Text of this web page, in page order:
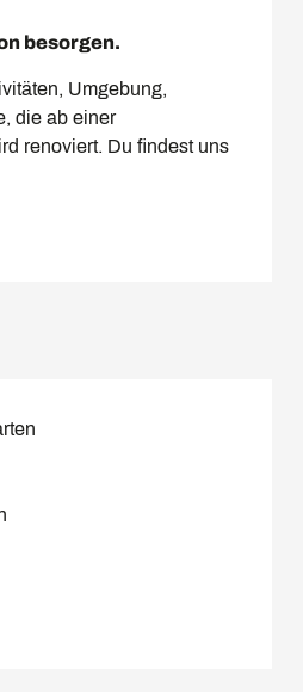
besorgen.
Umgebung,
die ab einer
renoviert. Du findest uns